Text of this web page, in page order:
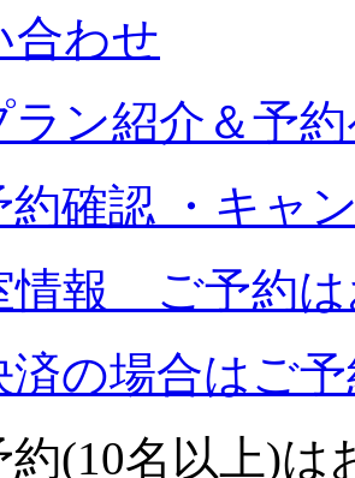
合わせ
ラン紹介＆予
約確認 ・キャ
情報 ご予約は
済の場合はご
約(10名以上)は